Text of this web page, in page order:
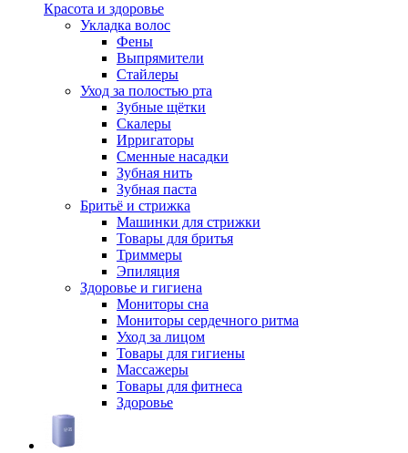
Красота и здоровье
Укладка волос
Фены
Выпрямители
Стайлеры
Уход за полостью рта
Зубные щётки
Скалеры
Ирригаторы
Сменные насадки
Зубная нить
Зубная паста
Бритьё и стрижка
Машинки для стрижки
Товары для бритья
Триммеры
Эпиляция
Здоровье и гигиена
Мониторы сна
Мониторы сердечного ритма
Уход за лицом
Товары для гигиены
Массажеры
Товары для фитнеса
Здоровье